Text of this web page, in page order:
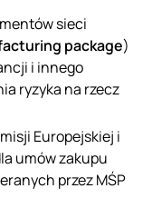
sieci
package)
i innego
ryzyka na rzecz
Europejskiej i
umów zakupu
przez MŚP